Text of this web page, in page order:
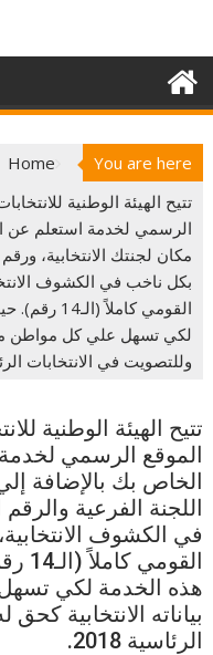
You are here
Home
الرسمي لخدمة استعلم عن
مكان لجنتك الانتخابية،
بكل ناخب في الكشوف
القومي
لكي تسهل علي كل مواطن
وللتصويت في الانتخابات
الموقع الرسمي لخدمة
الخاص بك بالإضافة
اللجنة الفرعية
في الكشوف
هذه الخدمة لكي
بياناته الانتخابية
الرئاسية 2018.